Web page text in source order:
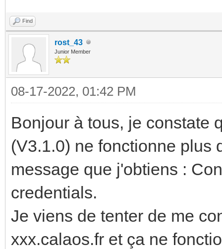
Find
rost_43
Junior Member
08-17-2022, 01:42 PM
Bonjour à tous, je constate
(V3.1.0) ne fonctionne plus
message que j'obtiens :
credentials.
Je viens de tenter de me
xxx.calaos.fr et ça ne